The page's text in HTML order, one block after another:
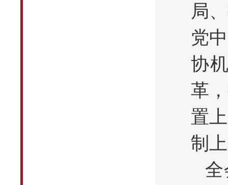
局
党
协
革
置
制